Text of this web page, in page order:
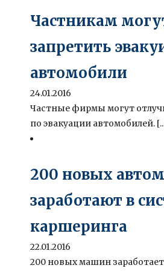
Частникам
запретить
автомобили
24.01.2016
Частные фирмы могут
по эвакуации автомобилей.
200 новых
заработают в
каршеринга
22.01.2016
200 новых машин